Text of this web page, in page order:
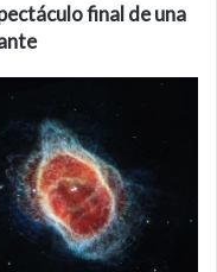
final de una